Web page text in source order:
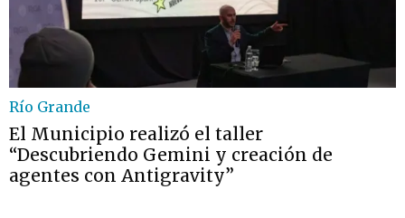
Río Grande
El Municipio realizó el taller
“Descubriendo Gemini y creación de
agentes con Antigravity”